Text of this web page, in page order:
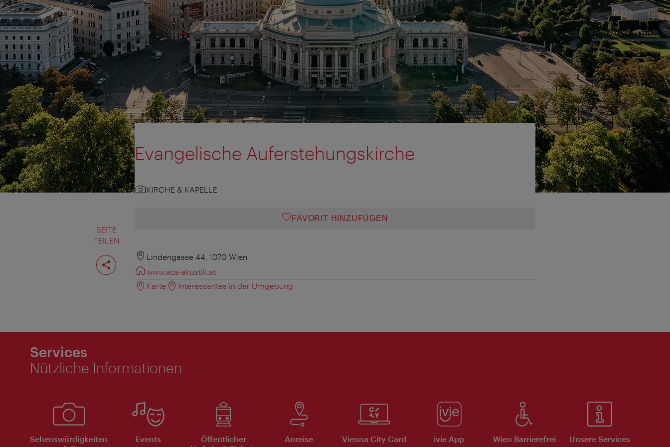
SEITE
TEILEN
Seite
teilen
Evangelische Auferstehungskirche
KIRCHE & KAPELLE
FAVORIT HINZUFÜGEN
Lindengasse 44, 1070 Wien
www.acs-akustik.at
Karte
Interessantes in der Umgebung
Services
Nützliche Informationen
Sehenswürdigkeiten
Events
Öffentlicher
Anreise Vienna City Card ivie App Wien Barrierefrei Unsere Services